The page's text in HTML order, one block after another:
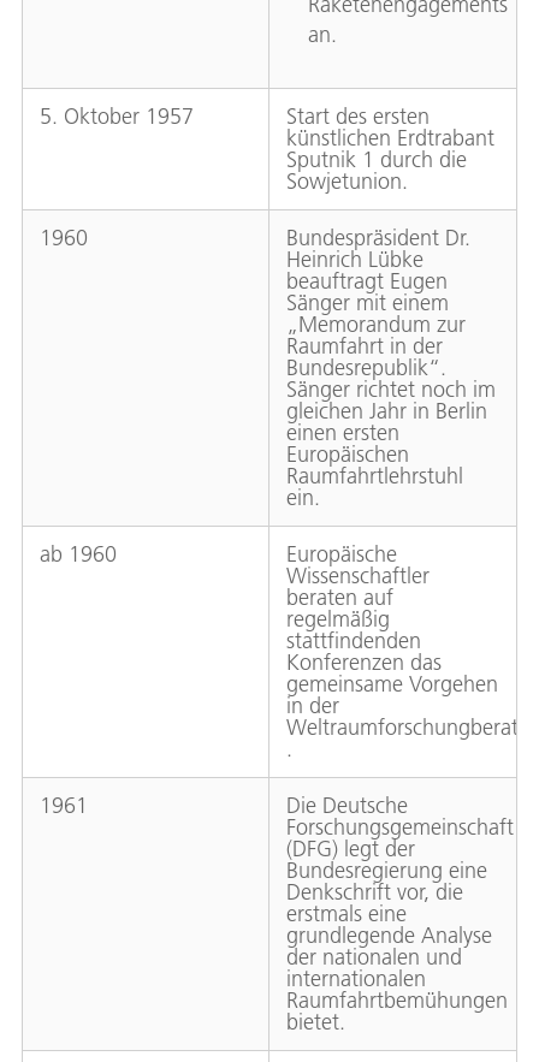
an.
5. Oktober 1957 Start des ersten
künstlichen Erdtrabant
Sputnik 1 durch die
Sowjetunion.
1960 Bundespräsident Dr.
Heinrich Lübke
beauftragt Eugen
Sänger mit einem
„Memorandum zur
Raumfahrt in der
Bundesrepublik“.
Sänger richtet noch im
gleichen Jahr in Berlin
einen ersten
Europäischen
Raumfahrtlehrstuhl
ein.
ab 1960 Europäische
Wissenschaftler
beraten auf
regelmäßig
stattfindenden
Konferenzen das
gemeinsame Vorgehen
in der
.
1961 Die Deutsche
Forschungsgemeinschaft
(DFG) legt der
Bundesregierung eine
Denkschrift vor, die
erstmals eine
grundlegende Analyse
der nationalen und
internationalen
Raumfahrtbemühungen
bietet.